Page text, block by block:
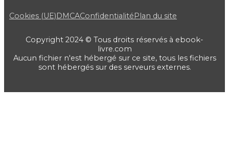
Cookies (UE)DMCAConfidentialitéPlan du site
Copyright 2024 © Tous droits réservés à ebook-
livre.com
Aucun fichier n'est hébergé sur ce site, tous les fichiers
sont hébergés sur des serveurs externes.